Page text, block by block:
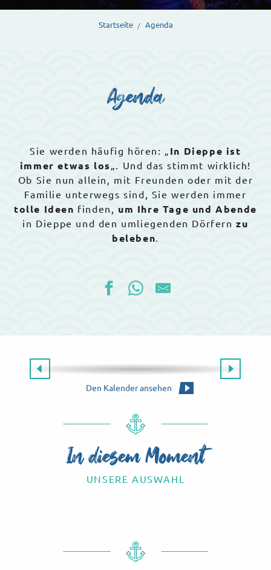
Startseite Agenda
Agenda
Sie werden häufig hören: „ In Dieppe ist
immer etwas los „. Und das stimmt wirklich!
Ob Sie nun allein, mit Freunden oder mit der
Familie unterwegs sind, Sie werden immer
tolle Ideen finden, um Ihre Tage und Abende
in Dieppe und den umliegenden Dörfernzu
beleben.
Den Kalender ansehen
Die Agenda für dieses Wochenende
In diesem Moment
UNSERE AUSWAHL